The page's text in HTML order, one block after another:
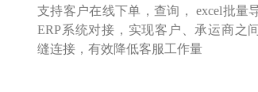
支持客户在线下单，查询， excel批量
ERP系统对接，实现客户、承运商之
缝连接，有效降低客服工作量